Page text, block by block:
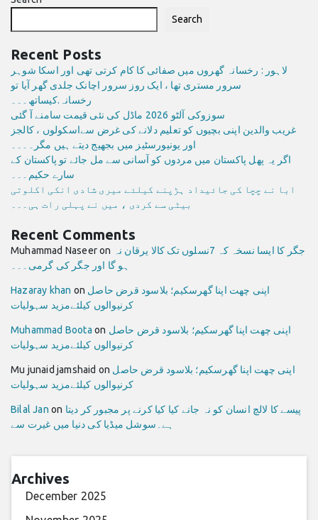
Search
Recent Posts
لاہور : رخسانہ گھروں میں صفائی کا کام کرتی تھی اور اسکا شوہر
سرور مستری تھا ، ایک روز سرور اچانک جلدی گھر آیا تو
رخسانہ.کیساتھ۔۔۔
سوزوکی آلٹو 2026 ماڈل کی نئی قیمت سامنے آ گئی
غریب والدین اپنی بچیوں کو تعلیم دلانے کی غرض سےاسکولوں ، کالجز
اور یونیورسٹیز میں بجھیج دیتے ہیں مگر۔۔۔۔
اگر یہ پھل پاکستان میں مردوں کو آسانی سے مل جائے تو پاکستان کے
سارے حکیم۔۔۔
ابا نے چچا کی جائیداد ہڑپنے کیلئے میری شادی انکی اکلوتی
بیٹی سے کردی ، میں نے پہلی رات ہی۔۔۔
Recent Comments
Muhammad Naseeron جگر کا ایسا نسخہ کہ 7نسلوں تک کالا یرقان نہ
ہو گا اور جگر کی گرمی۔۔۔
Hazaray khan on اپنی چھت اپنا گھرسکیم؛ بلاسود قرض حاصل
کرنیوالوں کیلئےمزید سہولیات
Muhammad Boota on اپنی چھت اپنا گھرسکیم؛ بلاسود قرض حاصل
کرنیوالوں کیلئےمزید سہولیات
Mu junaid jamshaid on اپنی چھت اپنا گھرسکیم؛ بلاسود قرض حاصل
کرنیوالوں کیلئےمزید سہولیات
Bilal Jan on پیسے کا لالچ انسان کو نہ جانے کیا کیا کرنے پر مجبور کر دیتا
ہے۔سوشل میڈیا کی دنیا میں غیرت سے
Archives
December 2025